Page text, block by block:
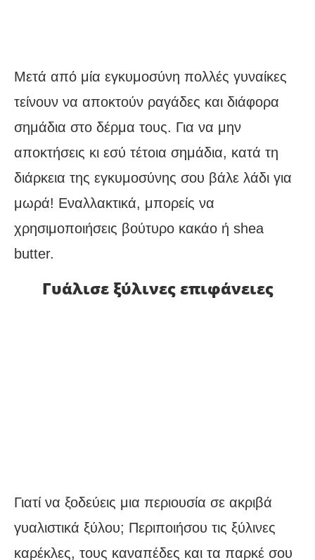
Μετά από μία εγκυμοσύνη πολλές γυναίκες
τείνουν να αποκτούν ραγάδες και διάφορα
σημάδια στο δέρμα τους. Για να μην
αποκτήσεις κι εσύ τέτοια σημάδια, κατά τη
διάρκεια της εγκυμοσύνης σου βάλε λάδι για
μωρά! Εναλλακτικά, μπορείς να
χρησιμοποιήσεις βούτυρο κακάο ή shea
butter.
Γυάλισε ξύλινες επιφάνειες
Γιατί να ξοδεύεις μια περιουσία σε ακριβά
γυαλιστικά ξύλου; Περιποιήσου τις ξύλινες
καρέκλες, τους καναπέδες και τα παρκέ σου